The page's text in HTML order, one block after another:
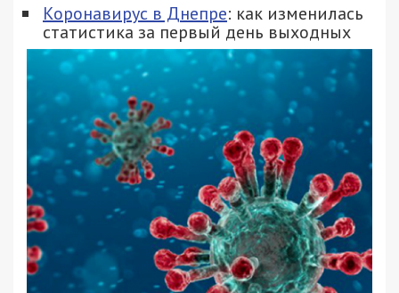
Коронавирус в Днепре: как изменилась
статистика за первый день выходных